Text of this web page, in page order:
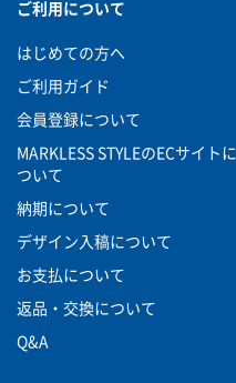
ご利用について
はじめての方へ
ご利用ガイド
会員登録について
MARKLESS STYLEのECサイトに
ついて
納期について
デザイン入稿について
お支払について
返品・交換について
Q&A